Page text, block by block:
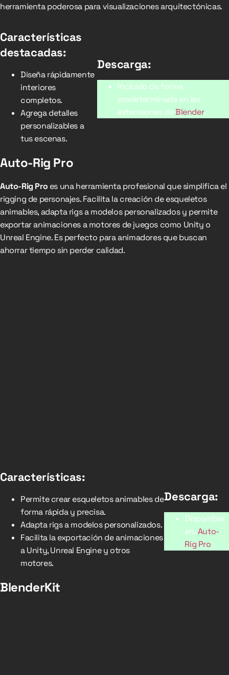
herramienta poderosa para visualizaciones arquitectónicas.
Características
destacadas:
Diseña rápidamente
interiores
completos.
Agrega detalles
personalizables a
tus escenas.
Descarga:
Incluido de forma
predeterminada en las
extensiones deBlender.
Auto-Rig Pro
Auto-Rig Pro es una herramienta profesional que simplifica el
rigging de personajes. Facilita la creación de esqueletos
animables, adapta rigs a modelos personalizados y permite
exportar animaciones a motores de juegos como Unity o
Unreal Engine. Es perfecto para animadores que buscan
ahorrar tiempo sin perder calidad.
Características:
Permite crear esqueletos animables de
forma rápida y precisa.
Adapta rigs a modelos personalizados.
Facilita la exportación de animaciones
a Unity, Unreal Engine y otros
motores.
Descarga:
Disponible
en:Auto-
Rig Pro
BlenderKit